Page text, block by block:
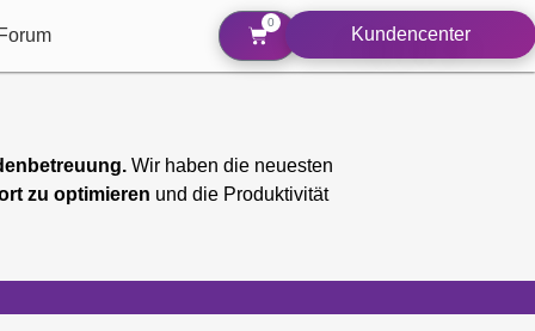
0
Kundencenter
Wir haben die neuesten
zu optimieren und die Produktivität